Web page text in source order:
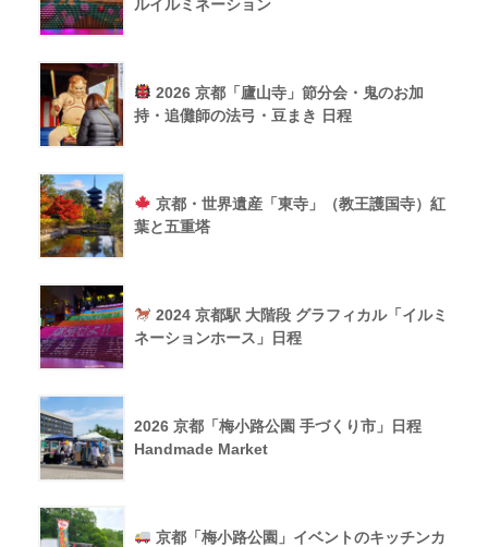
ルイルミネーション
2026 京都「廬山寺」節分会・鬼のお加
持・追儺師の法弓・豆まき 日程
京都・世界遺産「東寺」（教王護国寺）紅
葉と五重塔
2024 京都駅 大階段 グラフィカル「イルミ
ネーションホース」日程
2026 京都「梅小路公園 手づくり市」日程
Handmade Market
京都「梅小路公園」イベントのキッチンカ